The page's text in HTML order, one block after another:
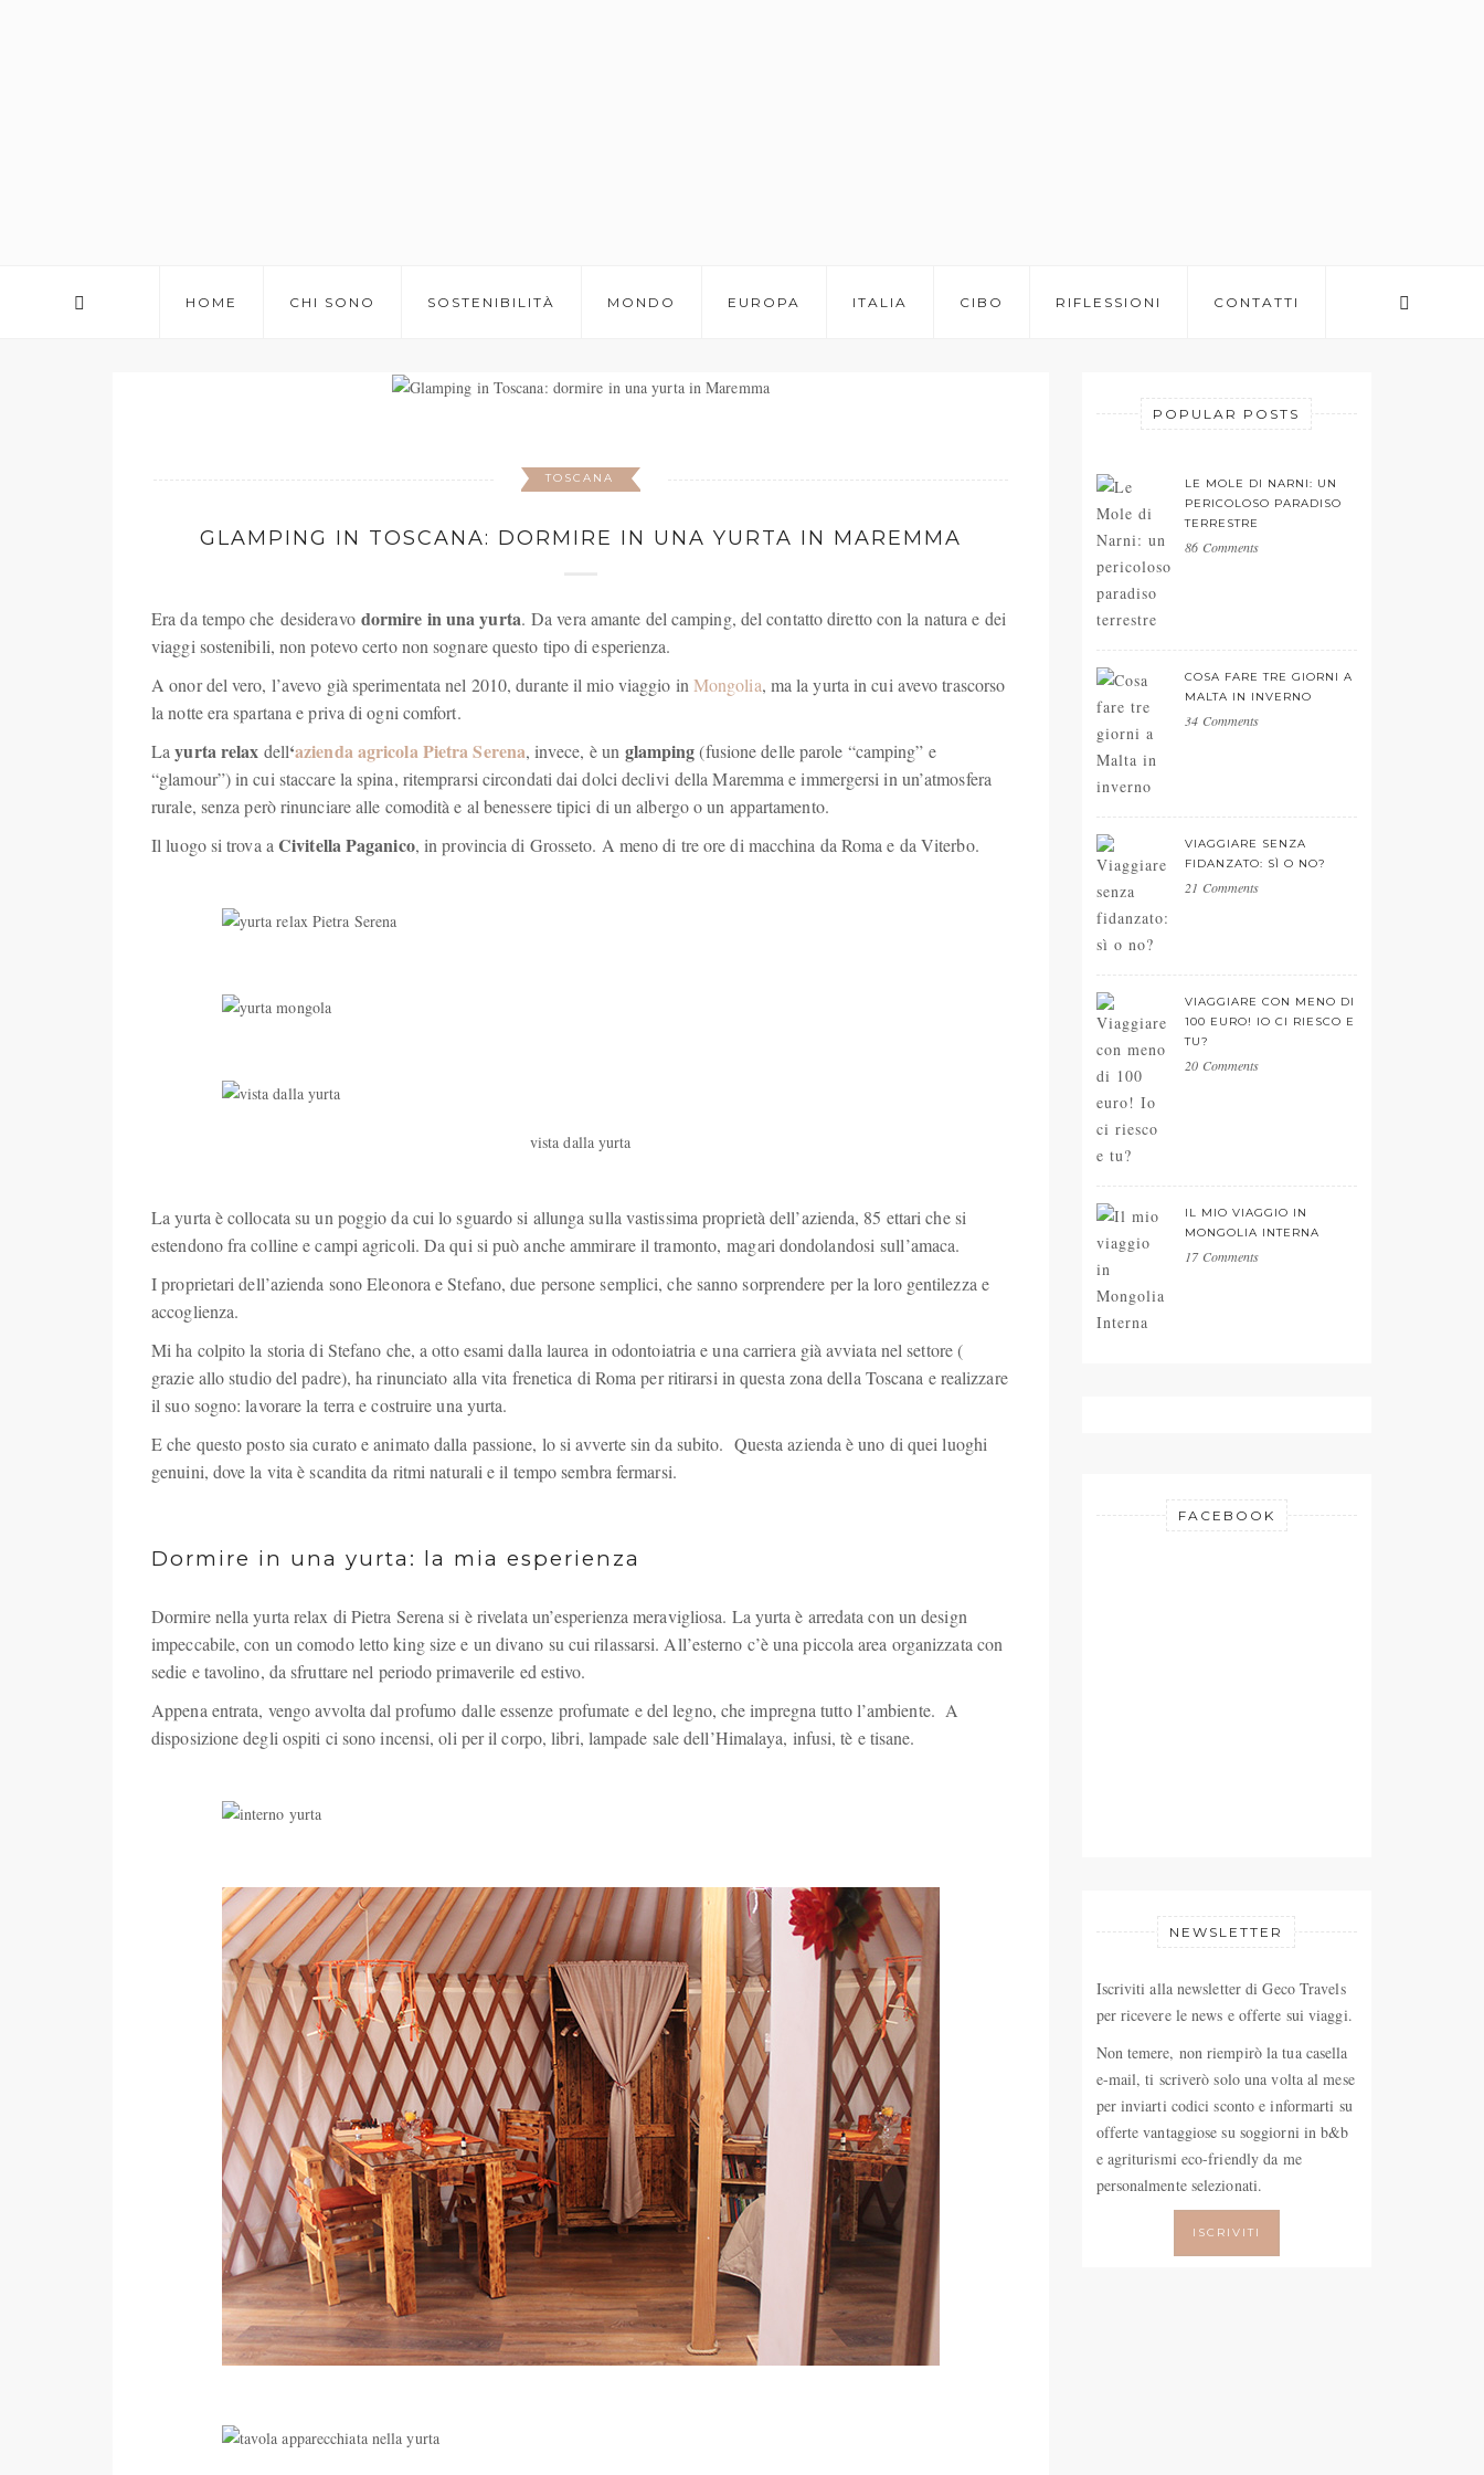
HOME CHI SONO SOSTENIBILITÀ MONDO EUROPA ITALIA CIBO RIFLESSIONI CONTATTI
TOSCANA
GLAMPING IN TOSCANA: DORMIRE IN UNA YURTA IN MAREMMA
Era da tempo che desideravo dormire in una yurta. Da vera amante del camping, del contatto diretto con la natura e dei
viaggi sostenibili, non potevo certo non sognare questo tipo di esperienza.
A onor del vero, l’avevo già sperimentata nel 2010, durante il mio viaggio in Mongolia, ma la yurta in cui avevo trascorso
la notte era spartana e priva di ogni comfort.
Layurta relax dell‘azienda agricola Pietra Serena, invece, è un glamping(fusione delle parole “camping” e
“glamour”) in cui staccare la spina, ritemprarsi circondati dai dolci declivi della Maremma e immergersi in un’atmosfera
rurale, senza però rinunciare alle comodità e al benessere tipici di un albergo o un appartamento.
Il luogo si trova a Civitella Paganico, in provincia di Grosseto. A meno di tre ore di macchina da Roma e da Viterbo.
vista dalla yurta
La yurta è collocata su un poggio da cui lo sguardo si allunga sulla vastissima proprietà dell’azienda, 85 ettari che si
estendono fra colline e campi agricoli. Da qui si può anche ammirare il tramonto, magari dondolandosi sull’amaca.
I proprietari dell’azienda sono Eleonora e Stefano, due persone semplici, che sanno sorprendere per la loro gentilezza e
accoglienza.
Mi ha colpito la storia di Stefano che, a otto esami dalla laurea in odontoiatria e una carriera già avviata nel settore (
grazie allo studio del padre), ha rinunciato alla vita frenetica di Roma per ritirarsi in questa zona della Toscana e realizzare
il suo sogno: lavorare la terra e costruire una yurta.
E che questo posto sia curato e animato dalla passione, lo si avverte sin da subito. Questa azienda è uno di quei luoghi
genuini, dove la vita è scandita da ritmi naturali e il tempo sembra fermarsi.
Dormire in una yurta: la mia esperienza
Dormire nella yurta relax di Pietra Serena si è rivelata un’esperienza meravigliosa. La yurta è arredata con un design
impeccabile, con un comodo letto king size e un divano su cui rilassarsi. All’esterno c’è una piccola area organizzata con
sedie e tavolino, da sfruttare nel periodo primaverile ed estivo.
Appena entrata, vengo avvolta dal profumo dalle essenze profumate e del legno, che impregna tutto l’ambiente. A
disposizione degli ospiti ci sono incensi, oli per il corpo, libri, lampade sale dell’Himalaya, infusi, tè e tisane.
POPULAR POSTS
LE MOLE DI NARNI: UN
PERICOLOSO PARADISO
TERRESTRE
86 Comments
COSA FARE TRE GIORNI A
MALTA IN INVERNO
34 Comments
VIAGGIARE SENZA
FIDANZATO: SÌ O NO?
21 Comments
VIAGGIARE CON MENO DI
100 EURO! IO CI RIESCO E
TU?
20 Comments
IL MIO VIAGGIO IN
MONGOLIA INTERNA
17 Comments
FACEBOOK
NEWSLETTER
Iscriviti alla newsletter di Geco Travels
per ricevere le news e offerte sui viaggi.
Non temere, non riempirò la tua casella
e-mail, ti scriverò solo una volta al mese
per inviarti codici sconto e informarti su
offerte vantaggiose su soggiorni in b&b
e agriturismi eco-friendly da me
personalmente selezionati.